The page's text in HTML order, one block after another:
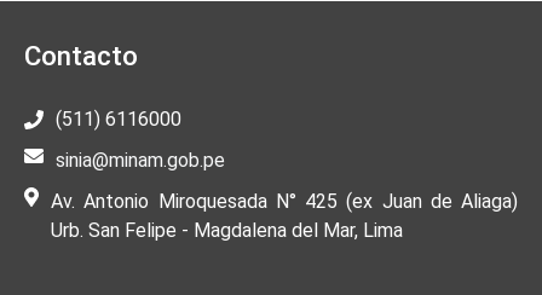
Contacto
(511) 6116000
sinia@minam.gob.pe
Av. Antonio Miroquesada N° 425 (ex Juan de Aliaga)
Urb. San Felipe - Magdalena del Mar, Lima